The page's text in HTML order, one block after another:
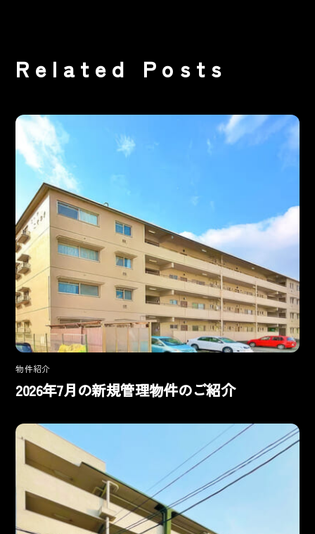
Related Posts
物件紹介
2026年7月の新規管理物件のご紹介